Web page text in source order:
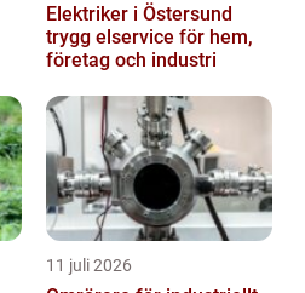
Elektriker i Östersund
trygg elservice för hem,
företag och industri
11 juli 2026